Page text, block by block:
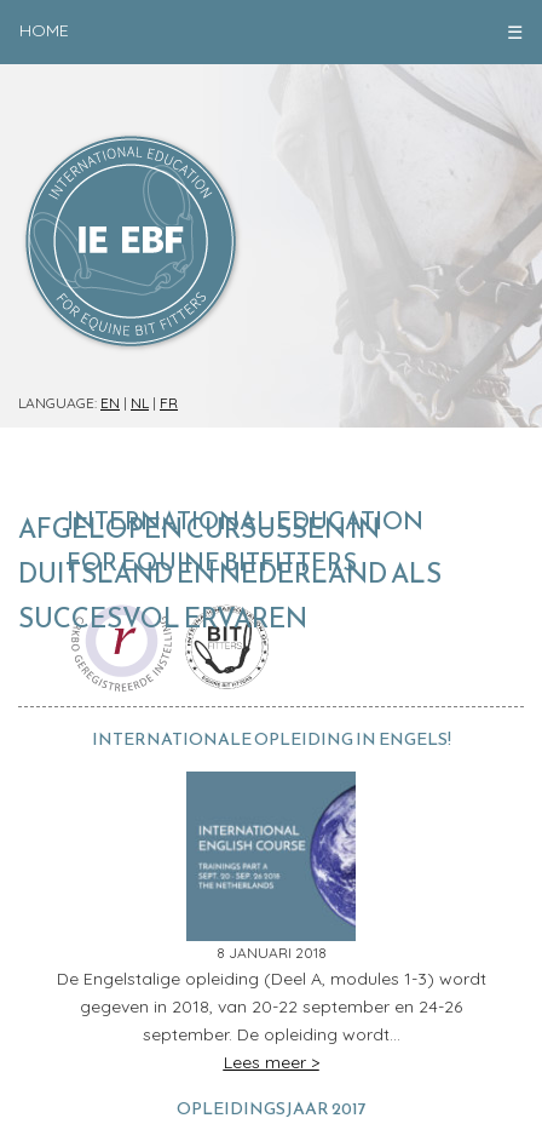
HOME ☰
INTERNATIONAL EDUCATION
FOR EQUINE BITFITTERS
LANGUAGE: EN | NL | FR
AFGELOPEN CURSUSSEN IN
DUITSLAND EN NEDERLAND ALS
SUCCESVOL ERVAREN
INTERNATIONALE OPLEIDING IN ENGELS!
8 JANUARI 2018
De Engelstalige opleiding (Deel A, modules 1-3) wordt
gegeven in 2018, van 20-22 september en 24-26
september. De opleiding wordt…
Lees meer >
OPLEIDINGSJAAR 2017